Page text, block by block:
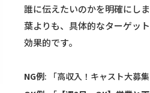
誰に伝えたいのかを明確にし
葉よりも、具体的なターゲッ
効果的です。
NG例: 「高収入！キャスト大募集